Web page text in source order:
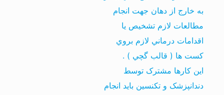
به خارج از دهان جهت انجام
مطالعات لازم تشخيص يا
اقدامات درماني لازم بروي
کست ها ( قالب گچي ) .
اين کارها مشترک توسط
دندانپزشک و تکنسين بايد انجام